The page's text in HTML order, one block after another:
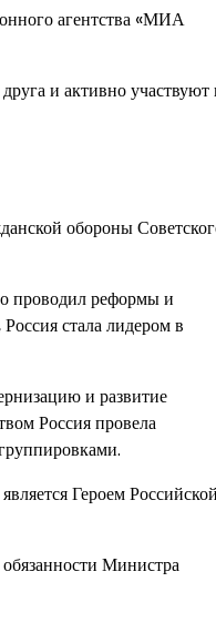
агентства «МИА
и активно участвуют
обороны
проводил реформы и
стала лидером в
и развитие
Россия провела
Героем Российской
Министра